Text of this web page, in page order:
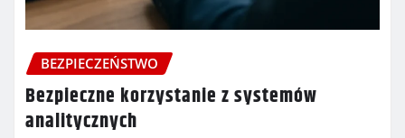
BEZPIECZEŃSTWO
Bezpieczne korzystanie z systemów
analitycznych